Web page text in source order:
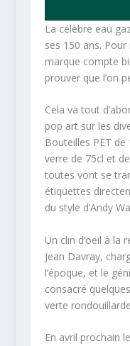
La célèbre eau
ses 150 ans.
marque compte
prouver que l’on
Cela va tout
pop art sur les
Bouteilles PET
verre de 75cl et
toutes vont se
étiquettes
du style d’Andy
Un clin d’oeil à la
Jean Davray,
l’époque, et le
consacré
verte
En avril prochain